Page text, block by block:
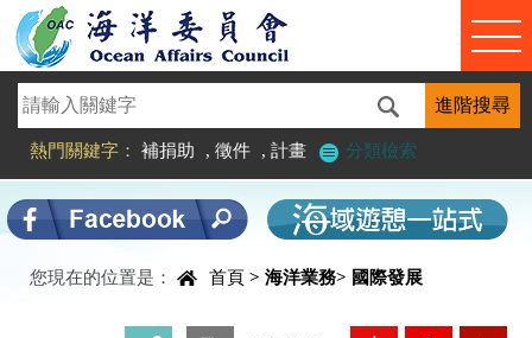
進入內容區塊
熱門關鍵字： 補捐助 , 徵件 , 計畫 分類檢索
您現在的位置是： 首頁 > 海洋業務> 國際發展